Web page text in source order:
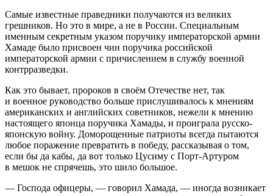
Самые известные праведники получаются из великих
грешников. Но это в мире, а не в России. Специальным
именным секретным указом поручику императорской армии
Хамаде было присвоен чин поручика российской
императорской армии с причислением в службу военной
контрразведки.
Как это бывает, пророков в своём Отечестве нет, так
и военное руководство больше прислушивалось к мнениям
американских и английских советников, нежели к мнению
настоящего японца поручика Хамады, и проиграла русско-
японскую войну. Доморощенные патриоты всегда пытаются
любое поражение превратить в победу, рассказывая о том,
если бы да кабы, да вот только Цусиму с Порт-Артуром
в мешок не спрячешь, это шило большое.
— Господа офицеры, — говорил Хамада, — иногда возникает